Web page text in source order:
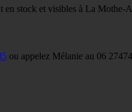
en stock et visibles à La Mothe-
ou appelez Mélanie au 06